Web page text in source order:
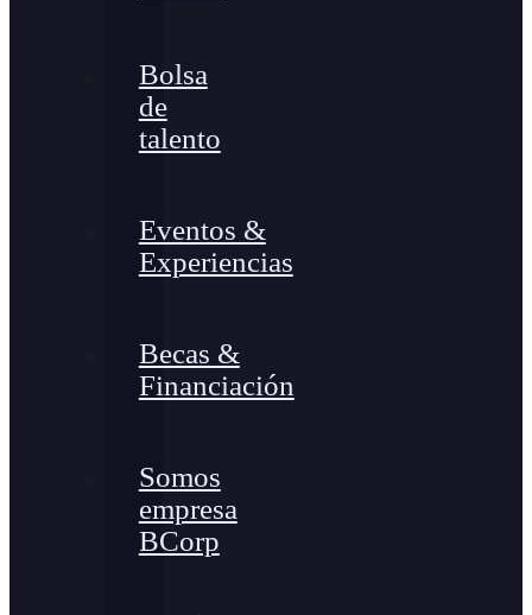
Bolsa
de
talento
Eventos &
Experiencias
Becas &
Financiación
Somos
empresa
BCorp